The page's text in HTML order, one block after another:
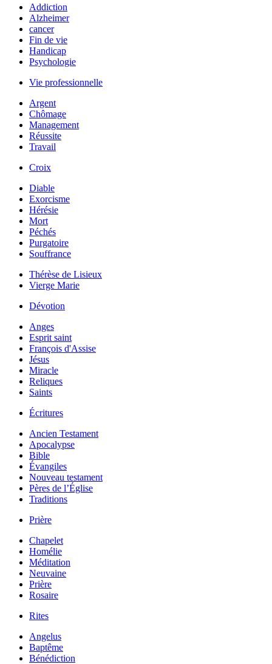
Addiction
Alzheimer
cancer
Fin de vie
Handicap
Psychologie
Vie professionnelle
Argent
Chômage
Management
Réussite
Travail
Croix
Diable
Exorcisme
Hérésie
Mort
Péchés
Purgatoire
Souffrance
Thérèse de Lisieux
Vierge Marie
Dévotion
Anges
Esprit saint
François d'Assise
Jésus
Miracle
Reliques
Saints
Écritures
Ancien Testament
Apocalypse
Bible
Évangiles
Nouveau testament
Pères de l’Église
Traditions
Prière
Chapelet
Homélie
Méditation
Neuvaine
Prière
Rosaire
Rites
Angelus
Baptême
Bénédiction